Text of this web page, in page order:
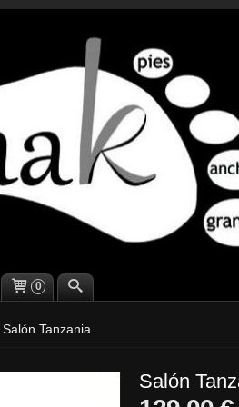
0
Salón Tanzania
Salón